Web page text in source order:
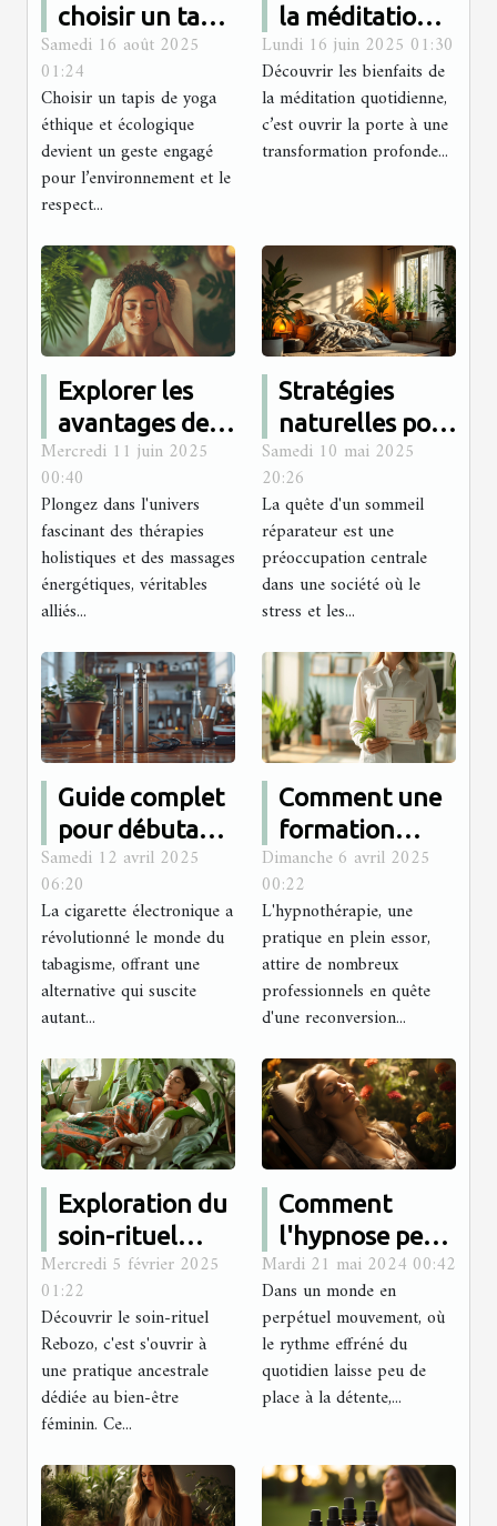
choisir un tapis
de yoga
éthique et
écologique ?
Samedi 16 août 2025
01:24
Choisir un tapis de yoga
éthique et écologique
devient un geste engagé
pour l’environnement et le
respect...
la méditation
quotidienne
sur la santé
mentale et
physique
Lundi 16 juin 2025 01:30
Découvrir les bienfaits de
la méditation quotidienne,
c’est ouvrir la porte à une
transformation profonde...
Explorer les
avantages des
thérapies
holistiques et
des massages
énergétiques
Mercredi 11 juin 2025
00:40
Plongez dans l'univers
fascinant des thérapies
holistiques et des massages
énergétiques, véritables
alliés...
Stratégies
naturelles pour
améliorer la
qualité du
sommeil sans
médicament
Samedi 10 mai 2025
20:26
La quête d'un sommeil
réparateur est une
préoccupation centrale
dans une société où le
stress et les...
Guide complet
pour débutants
sur la sélection
de la cigarette
électronique
idéale
Samedi 12 avril 2025
06:20
La cigarette électronique a
révolutionné le monde du
tabagisme, offrant une
alternative qui suscite
autant...
Comment une
formation
certifiée peut
transformer
votre carrière
en
hypnothérapie
Dimanche 6 avril 2025
00:22
L'hypnothérapie, une
pratique en plein essor,
attire de nombreux
professionnels en quête
d'une reconversion...
Exploration du
soin-rituel
Rebozo pour le
bien-être
féminin
Mercredi 5 février 2025
01:22
Découvrir le soin-rituel
Rebozo, c'est s'ouvrir à
une pratique ancestrale
dédiée au bien-être
féminin. Ce...
Comment
l'hypnose peut
aider à réduire
le stress et
favoriser la
détente
Mardi 21 mai 2024 00:42
Dans un monde en
perpétuel mouvement, où
le rythme effréné du
quotidien laisse peu de
place à la détente,...